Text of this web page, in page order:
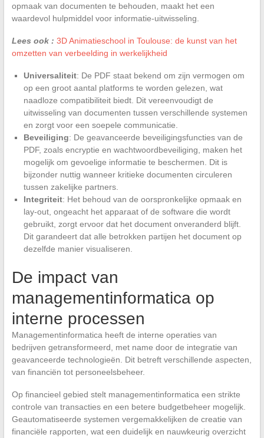
opmaak van documenten te behouden, maakt het een
waardevol hulpmiddel voor informatie-uitwisseling.
Lees ook : 3D Animatieschool in Toulouse: de kunst van het
omzetten van verbeelding in werkelijkheid
Universaliteit: De PDF staat bekend om zijn vermogen om
op een groot aantal platforms te worden gelezen, wat
naadloze compatibiliteit biedt. Dit vereenvoudigt de
uitwisseling van documenten tussen verschillende systemen
en zorgt voor een soepele communicatie.
Beveiliging: De geavanceerde beveiligingsfuncties van de
PDF, zoals encryptie en wachtwoordbeveiliging, maken het
mogelijk om gevoelige informatie te beschermen. Dit is
bijzonder nuttig wanneer kritieke documenten circuleren
tussen zakelijke partners.
Integriteit: Het behoud van de oorspronkelijke opmaak en
lay-out, ongeacht het apparaat of de software die wordt
gebruikt, zorgt ervoor dat het document onveranderd blijft.
Dit garandeert dat alle betrokken partijen het document op
dezelfde manier visualiseren.
De impact van
managementinformatica op
interne processen
Managementinformatica heeft de interne operaties van
bedrijven getransformeerd, met name door de integratie van
geavanceerde technologieën. Dit betreft verschillende aspecten,
van financiën tot personeelsbeheer.
Op financieel gebied stelt managementinformatica een strikte
controle van transacties en een betere budgetbeheer mogelijk.
Geautomatiseerde systemen vergemakkelijken de creatie van
financiële rapporten, wat een duidelijk en nauwkeurig overzicht